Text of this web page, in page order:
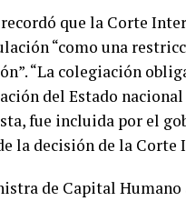
recordó que la Corte
“como una
“La colegiación
del Estado
fue incluida por el
la decisión de la Corte
de Capital